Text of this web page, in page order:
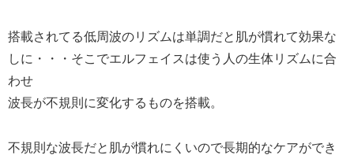
搭載されてる低周波のリズムは単調だと肌が慣れて効果な
しに・・・そこでエルフェイスは使う人の生体リズムに合
わせ
波長が不規則に変化するものを搭載。
不規則な波長だと肌が慣れにくいので長期的なケアができ